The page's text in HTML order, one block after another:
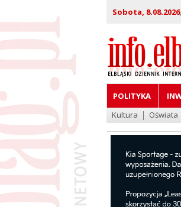
Sobota, 8.08.2026,
POLITYKA
Kultura
Oświata